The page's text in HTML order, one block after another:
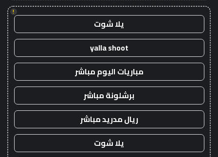
!
يلا شوت
yalla shoot
مباريات اليوم مباشر
برشلونة مباشر
ريال مدريد مباشر
يلا شوت